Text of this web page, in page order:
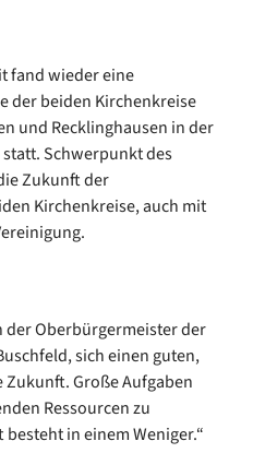
fand wieder eine
der beiden Kirchenkreise
und Recklinghausen in der
Schwerpunkt des
Zukunft der
Kirchenkreise, auch mit
der Oberbürgermeister der
sich einen guten,
Zukunft. Große Aufgaben
Ressourcen zu
in einem Weniger.“